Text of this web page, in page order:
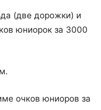
(две дорожки) и
юниорок за 3000
очков юниоров за